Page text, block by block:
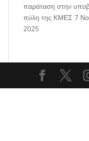
παράταση στην
πύλη της ΚΜΕΣ 7
2025